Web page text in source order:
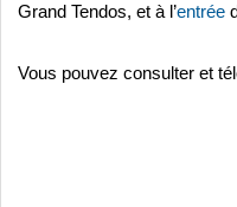
Grand Tendos, et à l’entrée
Vous pouvez consulter et